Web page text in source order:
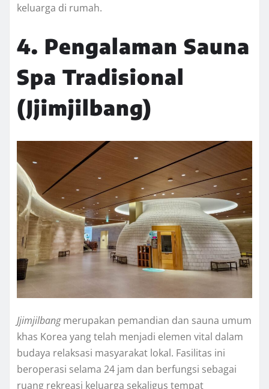
keluarga di rumah.
4. Pengalaman Sauna
Spa Tradisional
(Jjimjilbang)
Jjimjilbangmerupakan pemandian dan sauna umum
khas Korea yang telah menjadi elemen vital dalam
budaya relaksasi masyarakat lokal. Fasilitas ini
beroperasi selama 24 jam dan berfungsi sebagai
ruang rekreasi keluarga sekaligus tempat